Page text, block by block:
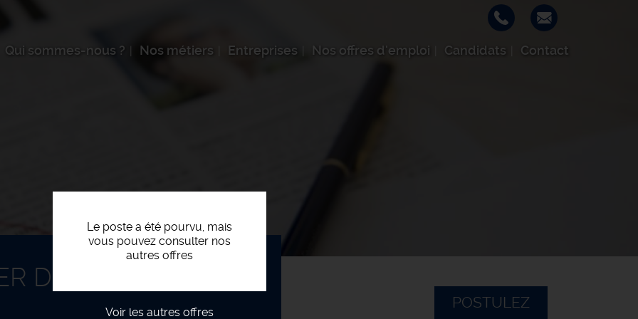
Qui sommes-nous ? Nos métiers Entreprises Nos offres d'emploi Candidats Contact
Le poste a été pourvu, mais
vous pouvez consulter nos
autres offres
Voir les autres offres
POSTULEZ
DE COLLECTE F/H